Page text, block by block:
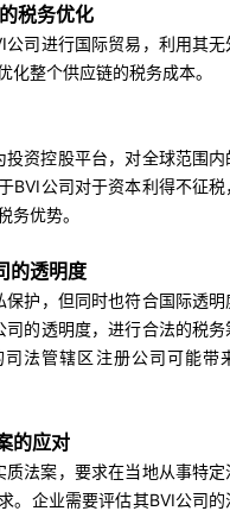
税务优化
公司进行国际贸易，利用其无
化整个供应链的税务成本。
投资控股平台，对全球范围
BVI公司对于资本利得不征税
务优势。
的透明度
保护，但同时也符合国际透
司的透明度，进行合法的税
法管辖区注册公司可能带
的应对
质法案，要求在当地从事特定
。企业需要评估其BVI公司